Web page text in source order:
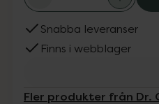
Snabba leveranser
Finns i webblager
Fler produkter från Dr.